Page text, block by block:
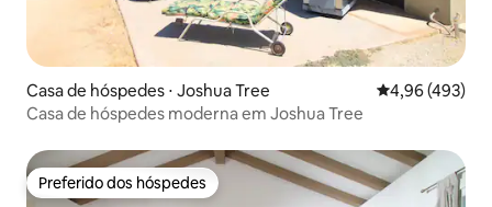
Casa de hóspedes ⋅ Joshua Tree 4,96 de uma
4,96 (493)
Casa de hóspedes moderna em Joshua Tree
Preferido dos hóspedes
Preferido dos hóspedes